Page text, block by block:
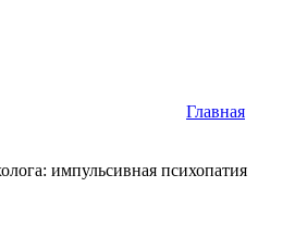
Главная
импульсивная психопатия